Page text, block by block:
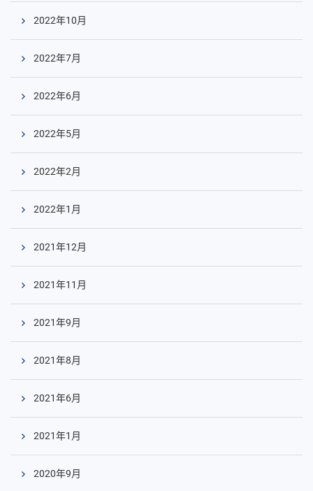
2022年10月
2022年7月
2022年6月
2022年5月
2022年2月
2022年1月
2021年12月
2021年11月
2021年9月
2021年8月
2021年6月
2021年1月
2020年9月